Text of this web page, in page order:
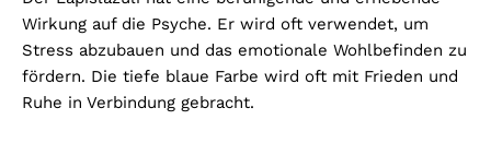
Wirkung auf die Psyche. Er wird oft verwendet, um
Stress abzubauen und das emotionale Wohlbefinden zu
fördern. Die tiefe blaue Farbe wird oft mit Frieden und
Ruhe in Verbindung gebracht.